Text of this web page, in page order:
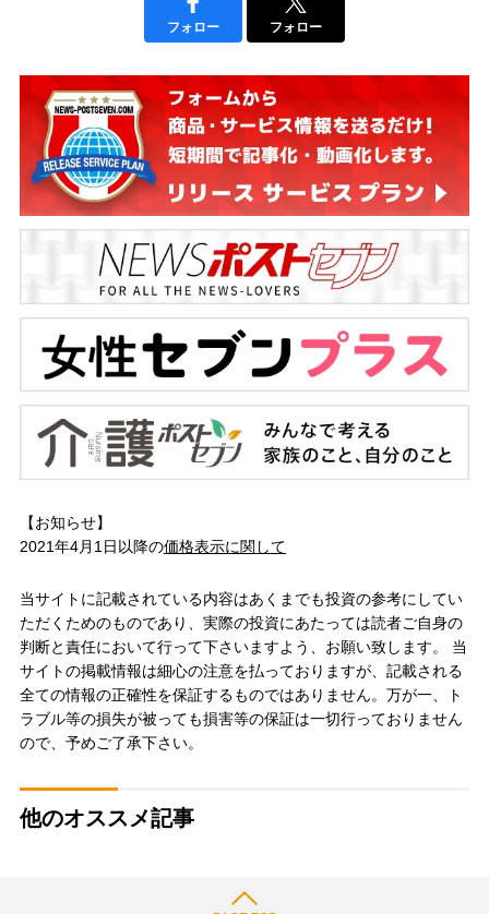
フォロー フォロー
【お知らせ】
2021年4月1日以降の価格表示に関して
当サイトに記載されている内容はあくまでも投資の参考にしてい
ただくためのものであり、実際の投資にあたっては読者ご自身の
判断と責任において行って下さいますよう、お願い致します。 当
サイトの掲載情報は細心の注意を払っておりますが、記載される
全ての情報の正確性を保証するものではありません。万が一、ト
ラブル等の損失が被っても損害等の保証は一切行っておりません
ので、予めご了承下さい。
他のオススメ記事